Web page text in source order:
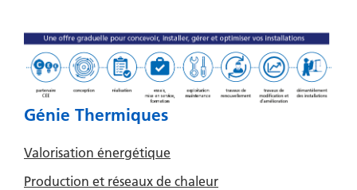
Génie Thermiques
Valorisation énergétique
Production et réseaux de chaleur